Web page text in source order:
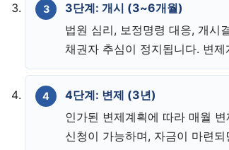
3단계: 개시 (3~6개월)
법원 심리, 보정명령 대응, 개시
채권자 추심이 정지됩니다. 변
4단계: 변제 (3년)
인가된 변제계획에 따라 매월
신청이 가능하며, 자금이 마련